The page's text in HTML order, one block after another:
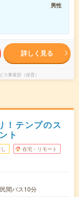
男性
詳しく見る
事業部（保育）
！テンプのス
ト
在宅・リモート
間バス10分